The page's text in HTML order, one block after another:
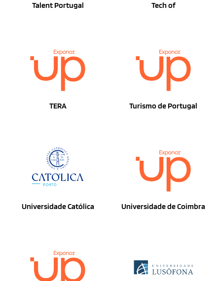
Talent Portugal Tech of
TERA Turismo de Portugal
Universidade Católica Universidade de Coimbra